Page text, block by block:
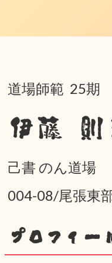
道場師範 25期
伊藤 則
己書 のん道場
004-08/尾張東
プロフィー